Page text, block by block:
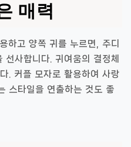
매력
하고 양쪽 귀를 누르면, 주디
사합니다. 귀여움의 결정체
. 커플 모자로 활용하여 사랑
스타일을 연출하는 것도 좋